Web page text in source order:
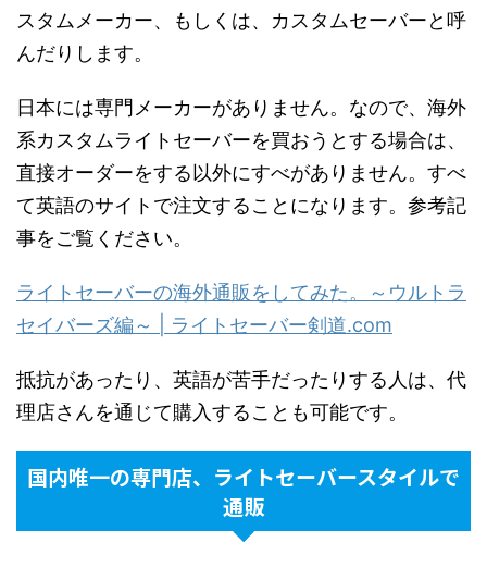
スタムメーカー、もしくは、カスタムセーバーと呼
んだりします。
日本には専門メーカーがありません。なので、海外
系カスタムライトセーバーを買おうとする場合は、
直接オーダーをする以外にすべがありません。すべ
て英語のサイトで注文することになります。参考記
事をご覧ください。
ライトセーバーの海外通販をしてみた。～ウルトラ
セイバーズ編～ | ライトセーバー剣道.com
抵抗があったり、英語が苦手だったりする人は、代
理店さんを通じて購入することも可能です。
国内唯一の専門店、ライトセーバースタイルで
通販